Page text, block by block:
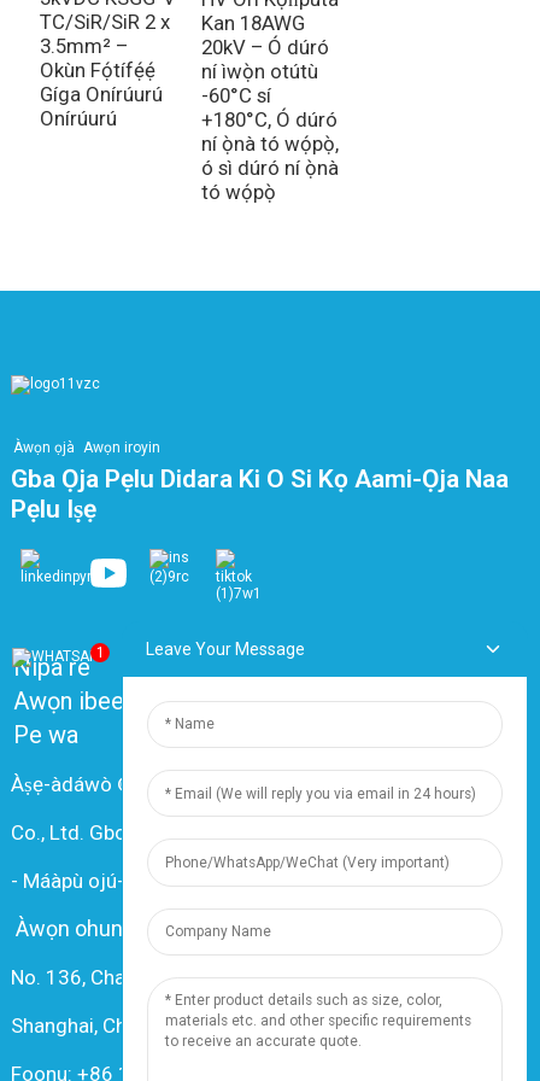
TC/SiR/SiR 2 x
3.5mm² –
Okùn Fọ́tífẹ́ẹ́
Gíga Onírúurú
Onírúurú
Kan 18AWG
20kV – Ó dúró
ní ìwọ̀n otútù
-60°C sí
+180°C, Ó dúró
ní ọ̀nà tó wọ́pọ̀,
ó sì dúró ní ọ̀nà
tó wọ́pọ̀
Àwọn ọjà Awọn iroyin
Gba Ọja Pẹlu Didara Ki O Si Kọ Aami-Ọja Naa
Pẹlu Iṣẹ
Nipa re
Awọn ibeere ti a maa n beere nigbagbogbo
Pe wa
Àṣẹ-àdáwò © 2024 Shanghai Dingzun Electric & Cable
Co., Ltd. Gbogbo ẹ̀tọ́ ni a fipamọ́
- Máàpù ojú-ọ̀nà - Resource
Àwọn ohun èlò
No. 136, Changxiang Rd., Nanxiang Town, 201802,
Shanghai, China
Foonu: +86 18019377761
1 Leave Your Message